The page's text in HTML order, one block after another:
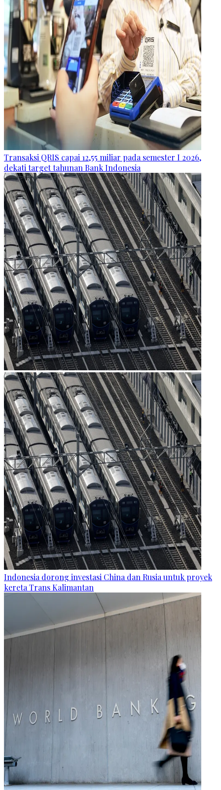
Transaksi QRIS capai 12,55 miliar pada semester I 2026,
dekati target tahunan Bank Indonesia
Indonesia dorong investasi China dan Rusia untuk proyek
kereta Trans Kalimantan